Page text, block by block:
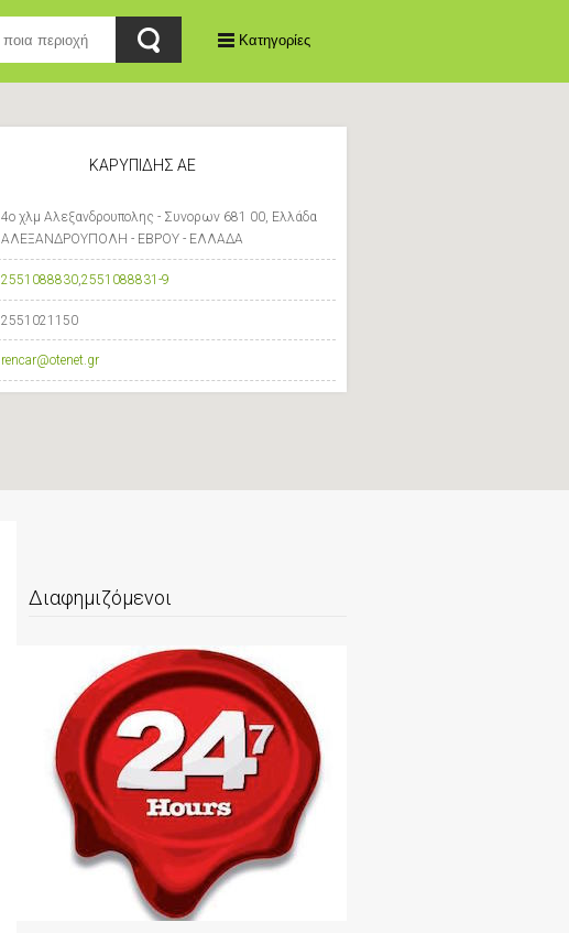
Κατηγορίες
ΚΑΡΥΠΙΔΗΣ ΑΕ
4ο χλμ Αλεξανδρουπολης - Συνορων 681 00, Ελλάδα
ΑΛΕΞΑΝΔΡΟΥΠΟΛΗ - ΕΒΡΟΥ - ΕΛΛΑΔΑ
2551088830 ,2551088831-9
2551021150
rencar@otenet.gr
Διαφημιζόμενοι